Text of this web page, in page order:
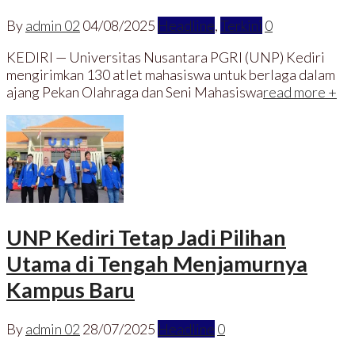
Byadmin 02 04/08/2025 Headline,Terkini 0
KEDIRI — Universitas Nusantara PGRI (UNP) Kediri
mengirimkan 130 atlet mahasiswa untuk berlaga dalam
ajang Pekan Olahraga dan Seni Mahasiswaread more +
UNP Kediri Tetap Jadi Pilihan
Utama di Tengah Menjamurnya
Kampus Baru
Byadmin 02 28/07/2025 Headline 0